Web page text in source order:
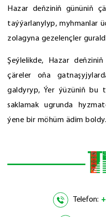
Hazar deňziniň gününiň
taýýarlanylyp, myhmanlar
zolagyna gezelençler
Şeýlelikde, Hazar
çäreler oňa
galdyryp, Ýer ýüzüniň bu
saklamak ugrunda
ýene bir möhüm ädim boldy.
Telefon: